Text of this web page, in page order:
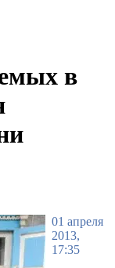
в
01 апреля
2013,
17:35